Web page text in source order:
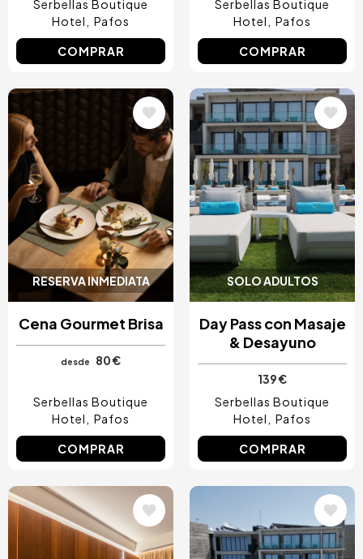
Serbellas Boutique
Hotel
Pafos
COMPRAR
Serbellas Boutique
Hotel
Pafos
COMPRAR
RESERVA INMEDIATA
Image
Cena Gourmet Brisa
desde 80 €
Serbellas Boutique
Hotel
Pafos
COMPRAR
SOLO ADULTOS
Image
Day Pass con Masaje
& Desayuno
139 €
Serbellas Boutique
Hotel
Pafos
COMPRAR
Image